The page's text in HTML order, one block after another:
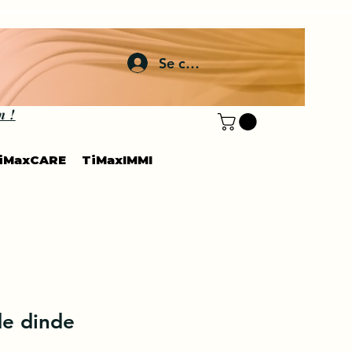
Se connecter
!
TiMaxIMMI
dinde